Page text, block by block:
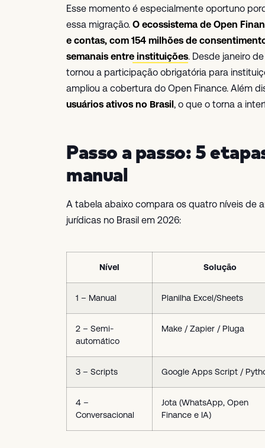
Esse momento é especialmente oportuno
essa migração. O ecossistema de Open
e contas, com 154 milhões de
semanais entre instituições. Desde janeiro
tornou a participação obrigatória para
ampliou a cobertura do Open Finance. Além
usuários ativos no Brasil, o que o torna a
Passo a passo: 5
manual
A tabela abaixo compara os quatro níveis de
jurídicas no Brasil em 2026:
Nível Solução
1 – Manual Planilha Excel/Sheets
2 – Semi-
automático
Make / Zapier / Pluga
3 – Scripts Google Apps Script /
4 –
Conversacional
Jota (WhatsApp, Open
Finance e IA)